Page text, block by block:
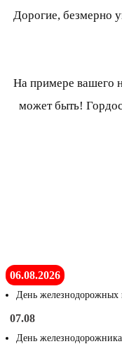
Дорогие, безмерно
На примере вашего
может быть!
06.08.2026
День железнодорожных
07.08
День железнодорожника